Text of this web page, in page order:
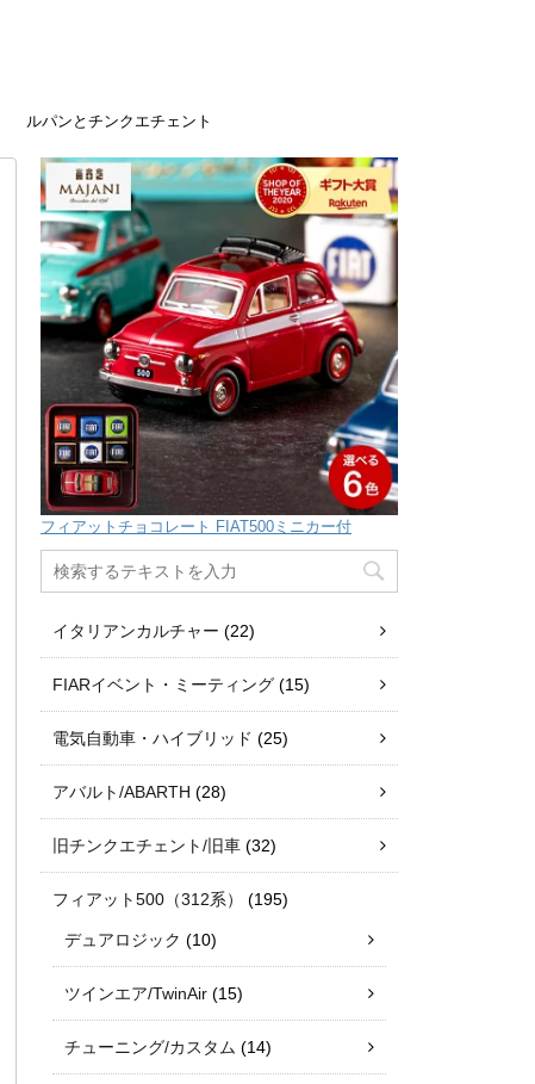
ルパンとチンクエチェント
フィアットチョコレート FIAT500ミニカー付
イタリアンカルチャー (22)
FIARイベント・ミーティング (15)
電気自動車・ハイブリッド (25)
アバルト/ABARTH (28)
旧チンクエチェント/旧車 (32)
フィアット500（312系） (195)
デュアロジック (10)
ツインエア/TwinAir (15)
チューニング/カスタム (14)